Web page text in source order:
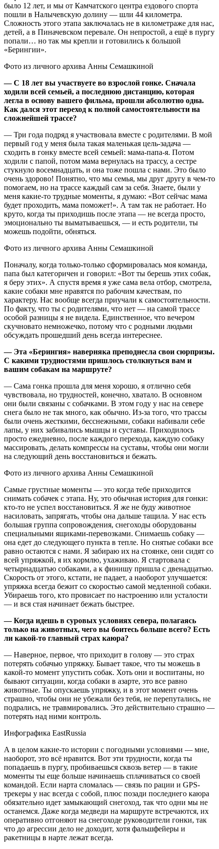
было 12 лет, и мы от Камчатского центра ездового спорта
пошли в Налычевскую долину — шли 44 километра.
Сложность этого этапа заключалась не в километраже для нас,
детей, а в Пиначевском перевале. Он непростой, а ещё в пургу
попали… но так мы крепли и готовились к большой
«Берингии».
Фото из личного архива Анны Семашкиной
— С 18 лет вы участвуете во взрослой гонке. Сначала
ходили всей семьей, а последнюю дистанцию, которая
легла в основу вашего фильма, прошли абсолютно одна.
Как дался этот переход к полной самостоятельности на
сложнейшей трассе?
— Три года подряд я участвовала вместе с родителями. В мой
первый год у меня была такая маленькая цель-задача —
сходить в гонку вместе всей семьей: мама-папа-я. Потом
ходили с папой, потом мама вернулась на трассу, а сестре
стукнуло восемнадцать, и она тоже пошла с нами. Это было
очень здорово! Понятно, что мы семья, мы друг другу в чем-то
помогаем, но на трассе каждый сам за себя. Знаете, были у
меня какие-то трудные моменты, я думаю: «Вот сейчас мама
будет проходить, мама поможет!». А там так не работает. Но
круто, когда ты приходишь после этапа — не всегда просто,
эмоционально ты выматываешься, — и есть родители, ты
можешь подойти, обняться.
Фото из личного архива Анны Семашкиной
Поначалу, когда только-только сформировалась моя команда,
папа был категоричен и говорил: «Вот ты берешь этих собак,
я беру этих». А спустя время я уже сама вела отбор, смотрела,
какие собаки мне нравятся по рабочим качествам, по
характеру. Нас вообще всегда приучали к самостоятельности.
По факту, что ты с родителями, что нет — на самой трассе
особой разницы я не видела. Единственное, что вечером
скучновато немножечко, потому что с родными людьми
обсуждать прошедший день всегда интереснее.
— Эта «Берингия» наверняка преподнесла свои сюрпризы.
С какими трудностями пришлось столкнуться вам и
вашим собакам на маршруте?
— Сама гонка прошла для меня хорошо, я отлично себя
чувствовала, но трудностей, конечно, хватало. В основном
они были связаны с собачками. В этом году у нас на севере
снега было не так много, как обычно. Из-за того, что трассы
были очень жесткими, бесснежными, собаки набивали себе
лапы, у них забивались мышцы и суставы. Приходилось
просто ежедневно, после каждого перехода, каждую собаку
массировать, делать компрессы на суставы, чтобы они могли
на следующий день восстановиться и бежать.
Фото из личного архива Анны Семашкиной
Самые грустные моменты — это когда тебе приходится
снимать собачек с этапа. Ну, это обычная история для гонки:
кто-то не успел восстановиться. Я же не буду животное
насиловать, запрягать, чтобы она дальше тащила. У нас есть
большая группа сопровождения, снегоходы оборудованы
специальными ящиками-перевозками. Снимаешь собаку —
она едет до следующего пункта в тепле. Но снятые собаки все
равно остаются с нами. Я забираю их на стоянке, они сидят со
всей упряжкой, я их кормлю, ухаживаю. Я стартовала с
четырнадцатью собаками, а к финишу пришла с двенадцатью.
Скорость от этого, кстати, не падает, а наоборот улучшается:
упряжка всегда бежит со скоростью самой медленной собаки.
Убираешь того, кто провисает по настроению или усталости
— и вся стая начинает бежать быстрее.
— Когда идешь в суровых условиях севера, полагаясь
только на животных, чего вы боитесь больше всего? Есть
ли какой-то главный страх каюра?
— Наверное, первое, что приходит в голову — это страх
потерять собачью упряжку. Бывает такое, что ты можешь в
какой-то момент упустить собак. Хоть они и воспитаны, но
бывают ситуации, когда собаки в азарте, это все равно
животные. Ты опускаешь упряжку, и в этот момент очень
страшно, чтобы они не убежали без тебя, не перепутались, не
подрались, не травмировались. Это действительно страшно —
потерять над ними контроль.
Инфографика EastRussia
А в целом какие-то истории с погодными условиями — мне,
наоборот, это всё нравится. Вот эти трудности, когда ты
попадаешь в пургу, пробиваешься сквозь ветер — в такие
моменты ты еще больше начинаешь сплачиваться со своей
командой. Если нарта сломалась — связь по рации и GPS-
трекеры у нас всегда с собой, плюс позади последнего каюра
обязательно идет замыкающий снегоход, так что одни мы не
останемся. Даже когда медведи на маршруте встречаются, их
оперативно отгоняют на снегоходе руководители гонки, так
что до агрессии дело не доходит, хотя фальшфейеры и
ракетницы в нарте лежат всегда.